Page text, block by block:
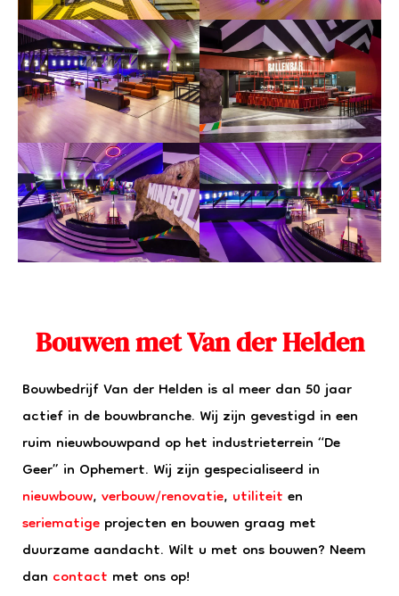
Bouwen met Van der Helden
Bouwbedrijf Van der Helden is al meer dan 50 jaar
actief in de bouwbranche. Wij zijn gevestigd in een
ruim nieuwbouwpand op het industrieterrein “De
Geer” in Ophemert. Wij zijn gespecialiseerd in
nieuwbouw,verbouw/renovatie,utiliteiten
seriematigeprojecten en bouwen graag met
duurzame aandacht. Wilt u met ons bouwen? Neem
dancontactmet ons op!